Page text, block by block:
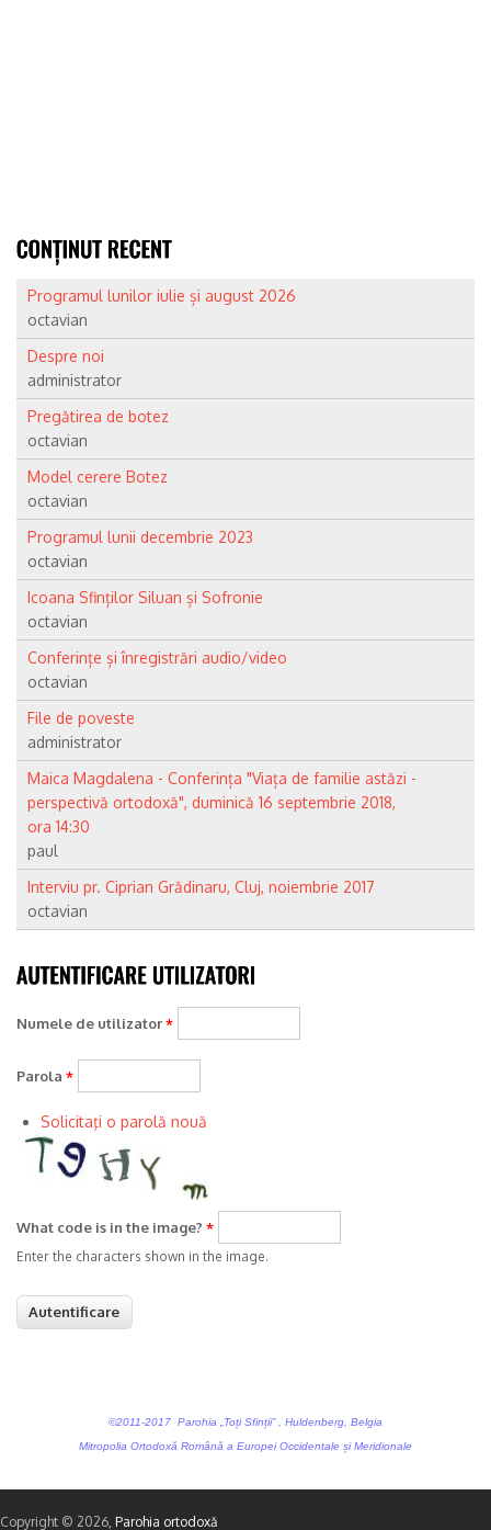
Programul lunilor iulie și august 2026
octavian
Despre noi
administrator
Pregătirea de botez
octavian
Model cerere Botez
octavian
Programul lunii decembrie 2023
octavian
Icoana Sfinților Siluan și Sofronie
octavian
Conferințe și înregistrări audio/video
octavian
File de poveste
administrator
Maica Magdalena - Conferința "Viața de familie astăzi -
perspectivă ortodoxă", duminică 16 septembrie 2018,
ora 14:30
paul
Interviu pr. Ciprian Grădinaru, Cluj, noiembrie 2017
octavian
Numele de utilizator*
Parola *
Solicitaţi o parolă nouă
What code is in the image? *
Enter the characters shown in the image.
©2011-2017 Parohia „Toți Sfinții” , Huldenberg, Belgia
Mitropolia Ortodoxă Română a Europei Occidentale și Meridionale
Copyright © 2026, Parohia ortodoxă